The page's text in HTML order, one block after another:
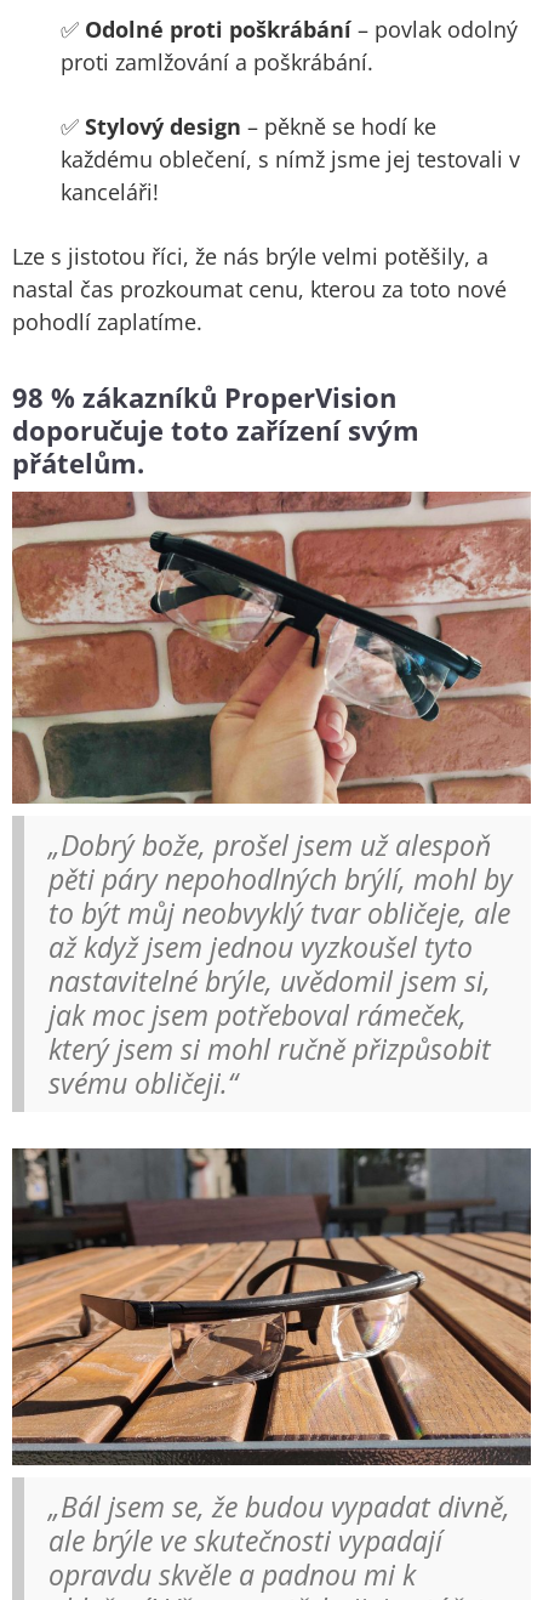
✅ Odolné proti poškrábání – povlak odolný
proti zamlžování a poškrábání.
✅ Stylový design – pěkně se hodí ke
každému oblečení, s nímž jsme jej testovali v
kanceláři!
Lze s jistotou říci, že nás brýle velmi potěšily, a
nastal čas prozkoumat cenu, kterou za toto nové
pohodlí zaplatíme.
98 % zákazníků ProperVision
doporučuje toto zařízení svým
přátelům.
„Dobrý bože, prošel jsem už alespoň
pěti páry nepohodlných brýlí, mohl by
to být můj neobvyklý tvar obličeje, ale
až když jsem jednou vyzkoušel tyto
nastavitelné brýle, uvědomil jsem si,
jak moc jsem potřeboval rámeček,
který jsem si mohl ručně přizpůsobit
svému obličeji.“
„Bál jsem se, že budou vypadat divně,
ale brýle ve skutečnosti vypadají
opravdu skvěle a padnou mi k